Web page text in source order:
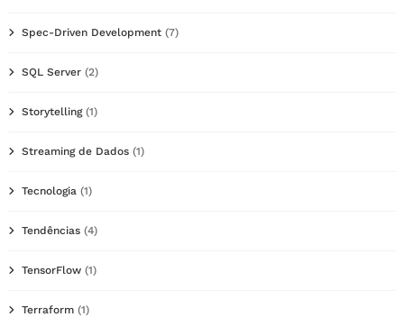
Spec-Driven Development (7)
SQL Server (2)
Storytelling(1)
Streaming de Dados (1)
Tecnologia (1)
Tendências (4)
TensorFlow (1)
Terraform (1)